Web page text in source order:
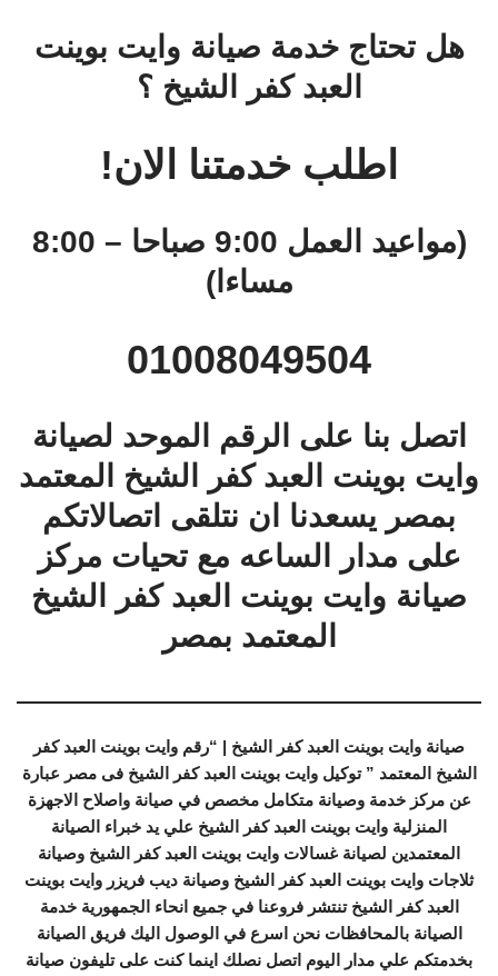
هل تحتاج خدمة صيانة وايت بوينت
العبد كفر الشيخ ؟
اطلب خدمتنا الان!
(مواعيد العمل 9:00 صباحا – 8:00
مساءا)
01008049504
اتصل بنا على الرقم الموحد لصيانة
وايت بوينت العبد كفر الشيخ المعتمد
بمصر يسعدنا ان نتلقى اتصالاتكم
على مدار الساعه مع تحيات مركز
صيانة وايت بوينت العبد كفر الشيخ
المعتمد بمصر
صيانة وايت بوينت العبد كفر الشيخ | “رقم وايت بوينت العبد كفر
الشيخ المعتمد ” توكيل وايت بوينت العبد كفر الشيخ فى مصر عبارة
عن مركز خدمة وصيانة متكامل مخصص في صيانة واصلاح الاجهزة
المنزلية وايت بوينت العبد كفر الشيخ علي يد خبراء الصيانة
المعتمدين لصيانة غسالات وايت بوينت العبد كفر الشيخ وصيانة
ثلاجات وايت بوينت العبد كفر الشيخ وصيانة ديب فريزر وايت بوينت
العبد كفر الشيخ تنتشر فروعنا في جميع انحاء الجمهورية خدمة
الصيانة بالمحافظات نحن اسرع في الوصول اليك فريق الصيانة
بخدمتكم علي مدار اليوم اتصل نصلك اينما كنت على تليفون صيانة